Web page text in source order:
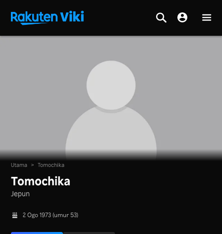
Utama > Tomochika
Tomochika
Jepun
2 Ogo 1973 (umur 53)